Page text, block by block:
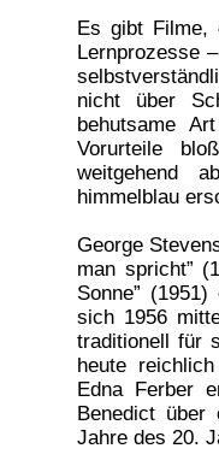
Es gibt Filme,
Lernprozesse
nicht über
behutsame
Vorurteile
weitgehend
himmelblau
George
man spricht”
Sonne”
sich 1956
traditionell für
heute
Edna Ferber
Benedict
Jahre des 20.